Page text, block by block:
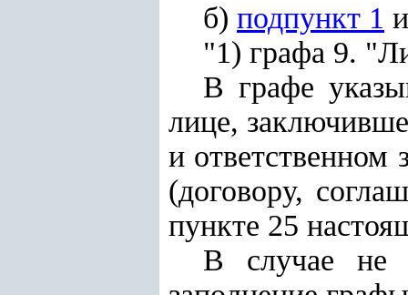
б) подпункт 1
"1) графа 9.
В графе
лице,
и ответственном
(договору,
пункте 25
В случае не